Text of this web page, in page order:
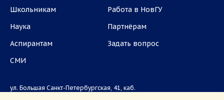
Школьникам
Наука
Аспирантам
СМИ
Работа в НовГУ
Партнёрам
Задать вопрос
ул. Большая Санкт-Петербургская, 41, каб.